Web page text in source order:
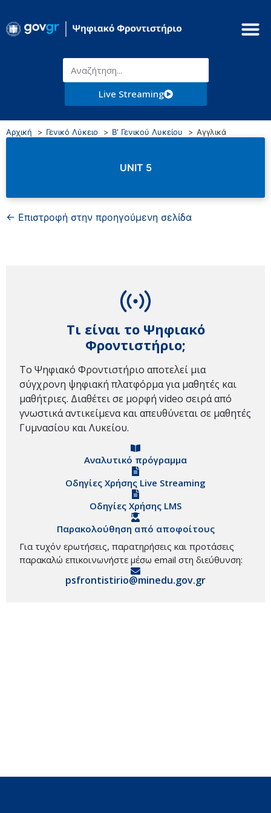
Live Streaming
Αρχική Γενικό Λύκειο Β' Γενικού Λυκείου Αγγλικά
UNIT 5
← Επιστροφή στην προηγούμενη σελίδα
Τι είναι το Ψηφιακό
Φροντιστήριο;
Το Ψηφιακό Φροντιστήριο αποτελεί μια
σύγχρονη ψηφιακή πλατφόρμα για μαθητές και
μαθήτριες. Διαθέτει σε μορφή video σειρά από
γνωστικά αντικείμενα και απευθύνεται σε μαθητές
Γυμνασίου και Λυκείου.
Αναλυτικό πρόγραμμα
Οδηγίες Χρήσης Live Streaming
Οδηγίες Χρήσης LMS
Παρακολούθηση από αποφοίτους
Για τυχόν ερωτήσεις, παρατηρήσεις και προτάσεις
παρακαλώ επικοινωνήστε μέσω email στη διεύθυνση:
psfrontistirio@minedu.gov.gr